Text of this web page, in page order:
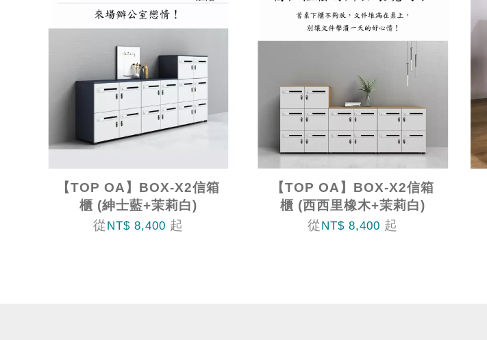
【TOP OA】BOX-X2信箱
櫃 (紳士藍+茉莉白)
從 NT$ 8,400 起
【TOP OA】BOX-X2信箱
櫃 (西西里橡木+茉莉白)
從 NT$ 8,400 起